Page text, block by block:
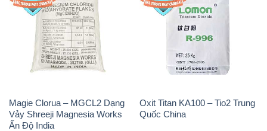
Magie Clorua – MGCL2 Dạng
Vảy Shreeji Magnesia Works
Ấn Độ India
Oxit Titan KA100 – Tio2 Trung
Quốc China